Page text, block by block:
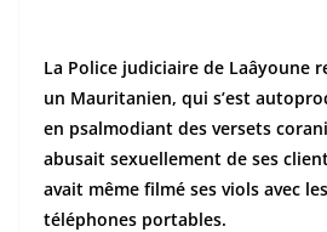
La Police judiciaire de Laâyoune
un Mauritanien, qui s’est
en psalmodiant des versets
abusait sexuellement de ses
avait même filmé ses viols avec
téléphones portables.